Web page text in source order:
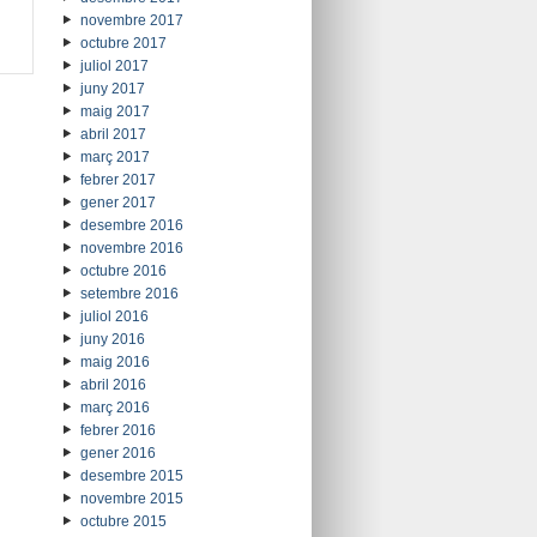
novembre 2017
octubre 2017
juliol 2017
juny 2017
maig 2017
abril 2017
març 2017
febrer 2017
gener 2017
desembre 2016
novembre 2016
octubre 2016
setembre 2016
juliol 2016
juny 2016
maig 2016
abril 2016
març 2016
febrer 2016
gener 2016
desembre 2015
novembre 2015
octubre 2015